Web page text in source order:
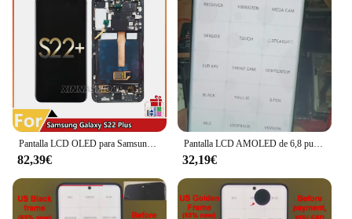
82,39€ 32,19€